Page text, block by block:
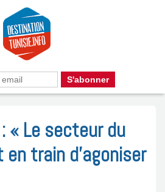
« Le secteur du
train d’agoniser